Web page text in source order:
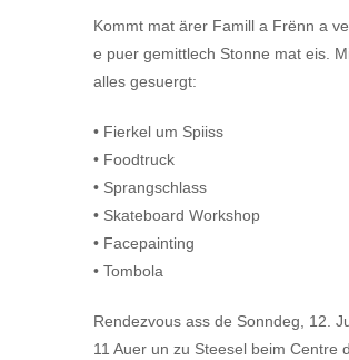
Kommt mat ärer Famill a Frënn a
e puer gemittlech Stonne mat eis.
alles gesuergt:
• Fierkel um Spiiss
• Foodtruck
• Sprangschlass
• Skateboard Workshop
• Facepainting
• Tombola
Rendezvous ass de Sonndeg, 12.
11 Auer un zu Steesel beim Centre